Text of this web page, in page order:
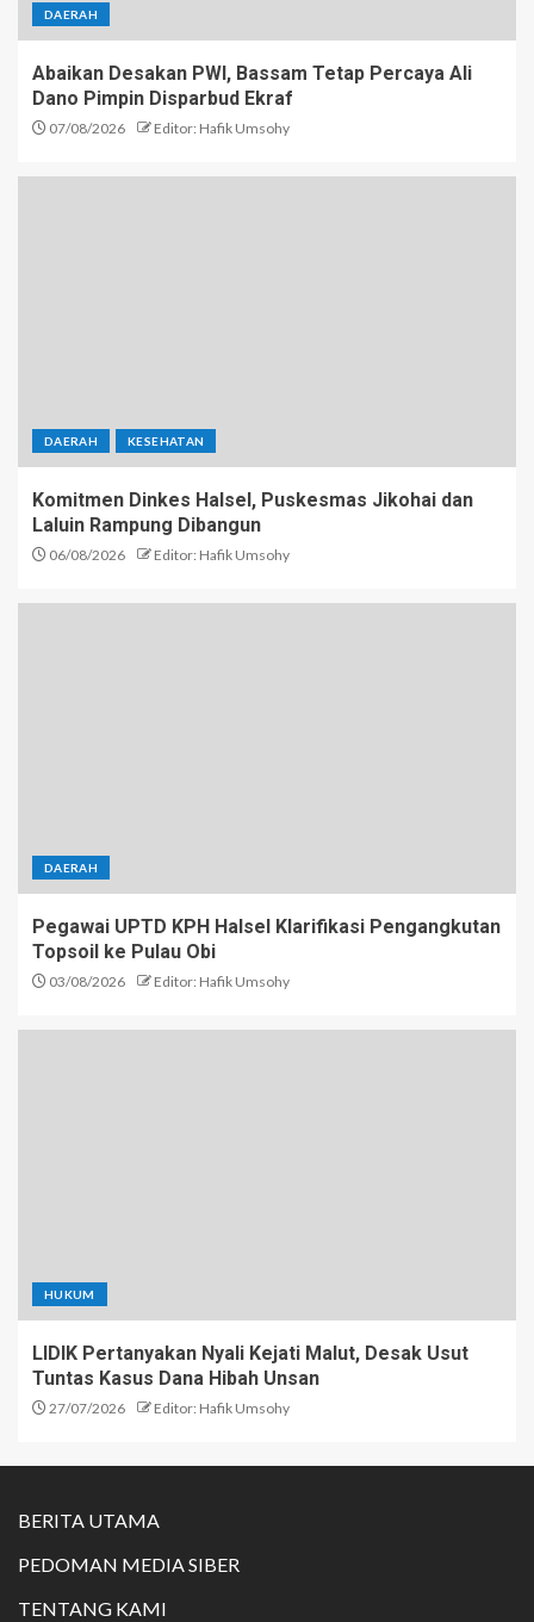
DAERAH
Abaikan Desakan PWI, Bassam Tetap Percaya Ali
Dano Pimpin Disparbud Ekraf
07/08/2026 Editor: Hafik Umsohy
DAERAH KESEHATAN
Komitmen Dinkes Halsel, Puskesmas Jikohai dan
Laluin Rampung Dibangun
06/08/2026 Editor: Hafik Umsohy
DAERAH
Pegawai UPTD KPH Halsel Klarifikasi Pengangkutan
Topsoil ke Pulau Obi
03/08/2026 Editor: Hafik Umsohy
HUKUM
LIDIK Pertanyakan Nyali Kejati Malut, Desak Usut
Tuntas Kasus Dana Hibah Unsan
27/07/2026 Editor: Hafik Umsohy
BERITA UTAMA
PEDOMAN MEDIA SIBER
TENTANG KAMI